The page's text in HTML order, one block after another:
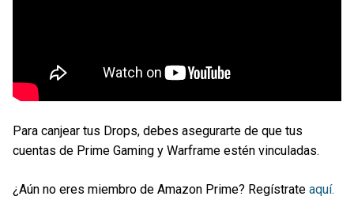
Para canjear tus Drops, debes asegurarte de que tus
cuentas de Prime Gaming y Warframe estén vinculadas.
¿Aún no eres miembro de Amazon Prime? Regístrate aquí.